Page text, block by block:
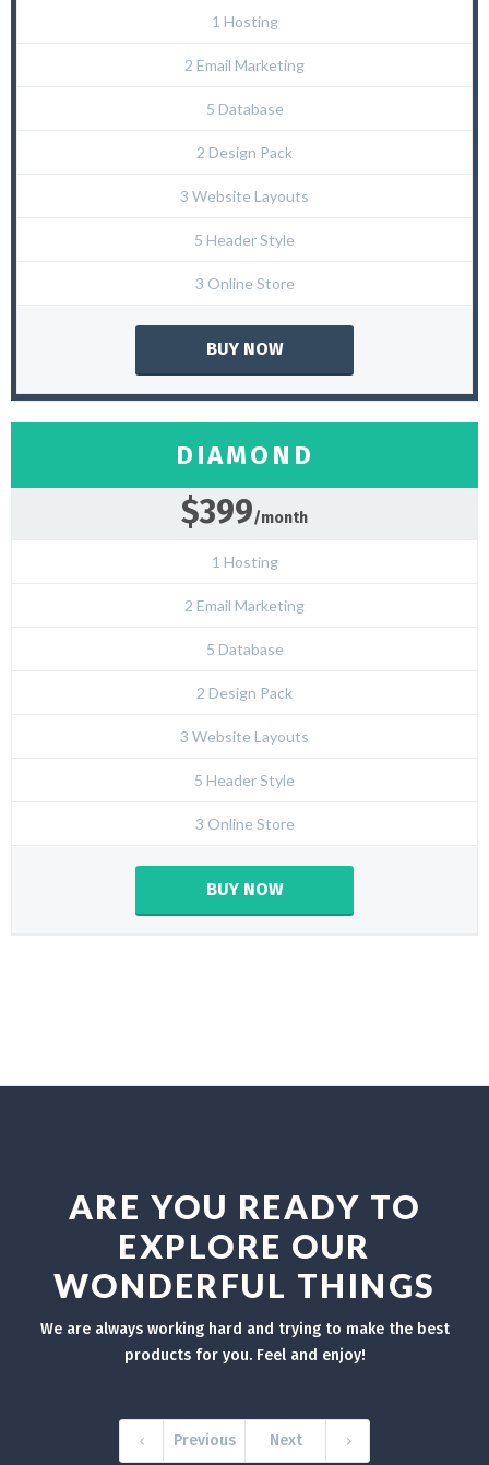
1 Hosting
2 Email Marketing
5 Database
2 Design Pack
3 Website Layouts
5 Header Style
3 Online Store
BUY NOW
DIAMOND
$399/month
1 Hosting
2 Email Marketing
5 Database
2 Design Pack
3 Website Layouts
5 Header Style
3 Online Store
BUY NOW
ARE YOU READY TO
EXPLORE OUR
WONDERFUL THINGS
We are always working hard and trying to make the best
products for you. Feel and enjoy!
Previous Next